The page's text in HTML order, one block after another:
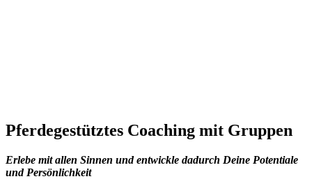
Pferdegestütztes Coaching mit Gruppen
Erlebe mit allen Sinnen und entwickle dadurch Deine Potentiale
und Persönlichkeit